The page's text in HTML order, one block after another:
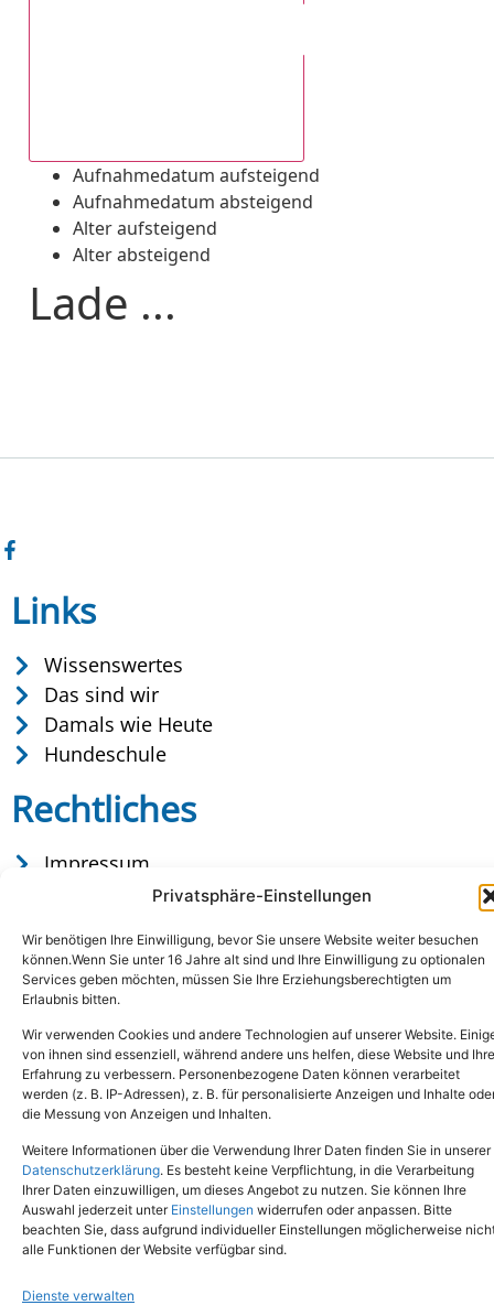
Privatsphäre-Einstellungen
Wir benötigen Ihre Einwilligung, bevor Sie unsere Website weiter besuchen
können.Wenn Sie unter 16 Jahre alt sind und Ihre Einwilligung zu optionalen
Services geben möchten, müssen Sie Ihre Erziehungsberechtigten um
Erlaubnis bitten.
Wir verwenden Cookies und andere Technologien auf unserer Website.
von ihnen sind essenziell, während andere uns helfen, diese Website und Ihre
Erfahrung zu verbessern. Personenbezogene Daten können verarbeitet
werden (z. B. IP-Adressen), z. B. für personalisierte Anzeigen und Inhalte
die Messung von Anzeigen und Inhalten.
Weitere Informationen über die Verwendung Ihrer Daten finden Sie in unserer
Datenschutzerklärung. Es besteht keine Verpflichtung, in die Verarbeitung
Ihrer Daten einzuwilligen, um dieses Angebot zu nutzen. Sie können Ihre
Auswahl jederzeit unter Einstellungen widerrufen oder anpassen. Bitte
beachten Sie, dass aufgrund individueller Einstellungen möglicherweise
alle Funktionen der Website verfügbar sind.
Dienste verwalten
Aufnahmedatum aufsteigend
Aufnahmedatum absteigend
Alter aufsteigend
Alter absteigend
Lade ...
Links
Wissenswertes
Das sind wir
Damals wie Heute
Hundeschule
Rechtliches
Impressum
Datenschutz
Copyright © 2024. Alle Rechte vorbehalten.
Tel.: (02651) - 77438info@tierheim-mayen.de
In der Pluns 1, 56727 Mayen